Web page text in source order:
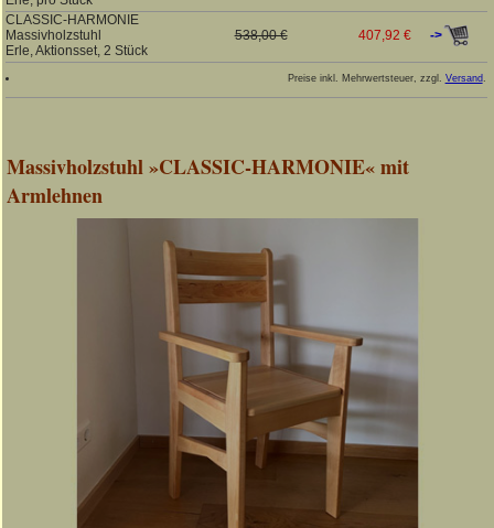
CLASSIC-HARMONIE
Massivholzstuhl
Erle, Aktionsset, 2 Stück
538,00 € 407,92 € ->
Preise inkl. Mehrwertsteuer, zzgl. Versand.
Massivholzstuhl »CLASSIC-HARMONIE« mit
Armlehnen